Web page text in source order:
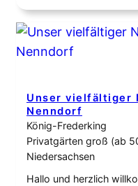
zertifizierte
bietet nun eine
bei
näherzubringen. Kinder
Unser vielfältiger
Nenndorf
König-Frederking
Privatgärten groß (ab
Niedersachsen
Hallo und herzlich